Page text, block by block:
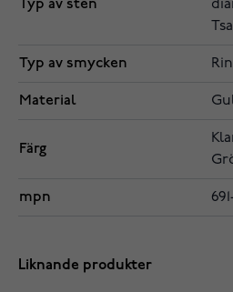
Typ av sten
Typ av smycken
Material
Färg
mpn
Liknande produkter